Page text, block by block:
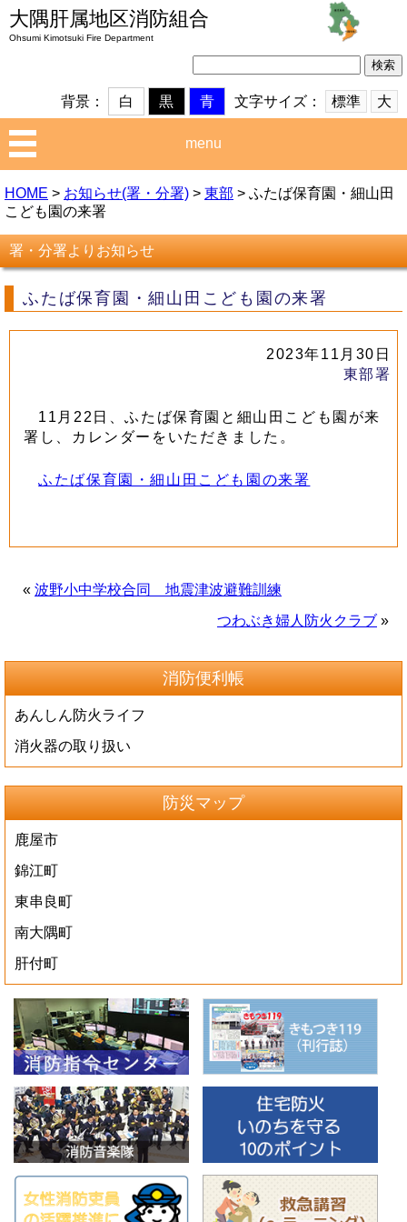
大隅肝属地区消防組合
Ohsumi Kimotsuki Fire Department
検
索:
文字サイズ：
標準 大
背景： 白 黒 青
menu
HOME > お知らせ(署・分署) > 東部 > ふたば保育園・細山田
こども園の来署
署・分署よりお知らせ
ふたば保育園・細山田こども園の来署
2023年11月30日
東部署
11月22日、ふたば保育園と細山田こども園が来
署し、カレンダーをいただきました。
ふたば保育園・細山田こども園の来署
« 波野小中学校合同 地震津波避難訓練
つわぶき婦人防火クラブ »
消防便利帳
あんしん防火ライフ
消火器の取り扱い
防災マップ
鹿屋市
錦江町
東串良町
南大隅町
肝付町